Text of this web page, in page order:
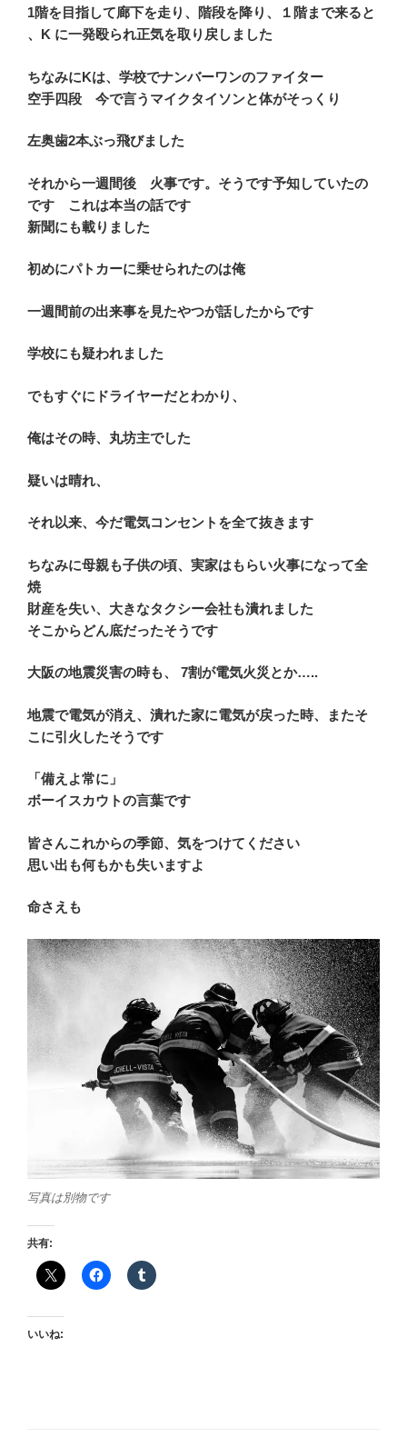
1階を目指して廊下を走り、階段を降り、１階まで来ると
、K に一発殴られ正気を取り戻しました
ちなみにKは、学校でナンバーワンのファイター
空手四段 今で言うマイクタイソンと体がそっくり
左奥歯2本ぶっ飛びました
それから一週間後 火事です。そうです予知していたの
です これは本当の話です
新聞にも載りました
初めにパトカーに乗せられたのは俺
一週間前の出来事を見たやつが話したからです
学校にも疑われました
でもすぐにドライヤーだとわかり、
俺はその時、丸坊主でした
疑いは晴れ、
それ以来、今だ電気コンセントを全て抜きます
ちなみに母親も子供の頃、実家はもらい火事になって全
焼
財産を失い、大きなタクシー会社も潰れました
そこからどん底だったそうです
大阪の地震災害の時も、 7割が電気火災とか…..
地震で電気が消え、潰れた家に電気が戻った時、またそ
こに引火したそうです
「備えよ常に」
ボーイスカウトの言葉です
皆さんこれからの季節、気をつけてください
思い出も何もかも失いますよ
命さえも
写真は別物です
共有:
いいね: